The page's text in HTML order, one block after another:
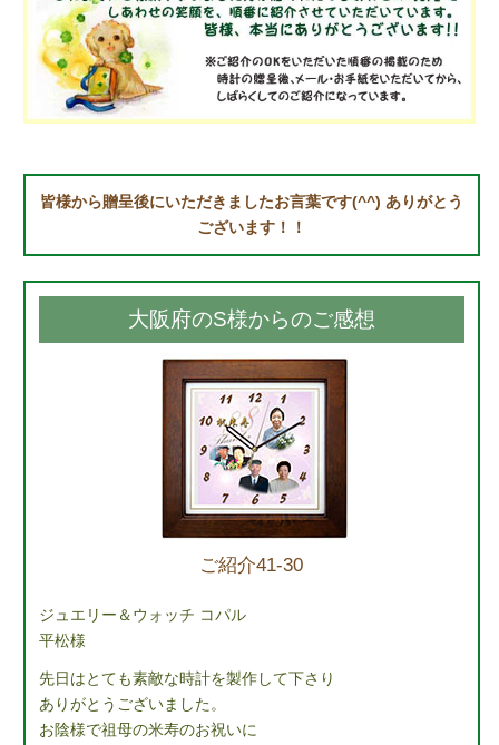
皆様から贈呈後にいただきましたお言葉です(^^) ありがとう
ございます！！
大阪府のS様からのご感想
ご紹介41-30
ジュエリー＆ウォッチ コパル
平松様
先日はとても素敵な時計を製作して下さり
ありがとうございました。
お陰様で祖母の米寿のお祝いに